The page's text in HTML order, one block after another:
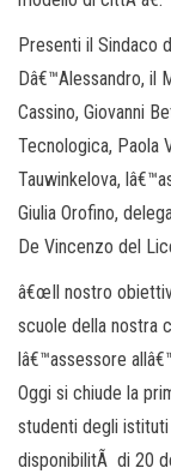
Presenti il Sindaco
Dâ€™Alessandro, il
Cassino, Giovanni
Tecnologica, Paola
Tauwinkelova,
Giulia Orofino,
De Vincenzo del
â€œIl nostro
scuole della nostra
lâ€™assessore
Oggi si chiude la
studenti degli
disponibilitÃ di 20